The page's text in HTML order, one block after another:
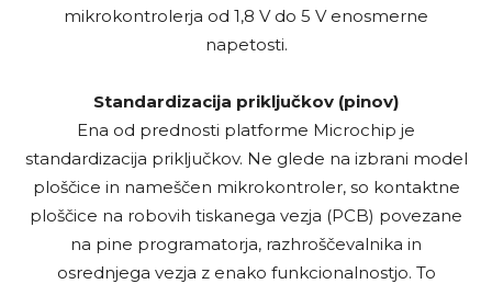
mikrokontrolerja od 1,8 V do 5 V enosmerne
napetosti.
Standardizacija priključkov (pinov)
Ena od prednosti platforme Microchip je
standardizacija priključkov. Ne glede na izbrani model
ploščice in nameščen mikrokontroler, so kontaktne
ploščice na robovih tiskanega vezja (PCB) povezane
na pine programatorja, razhroščevalnika in
osrednjega vezja z enako funkcionalnostjo. To